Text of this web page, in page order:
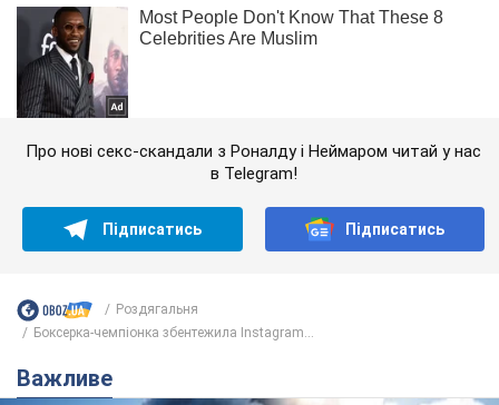
Про нові секс-скандали з Роналду і Неймаром читай у нас
в Telegram!
Підписатись Підписатись
Роздягальня
Боксерка-чемпіонка збентежила Instagram...
Важливе